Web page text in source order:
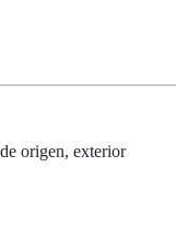
origen, exterior